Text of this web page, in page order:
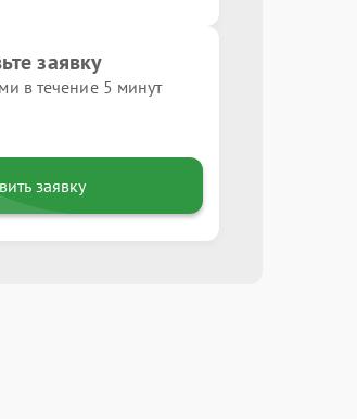
заявку
в течение 5 минут
заявку